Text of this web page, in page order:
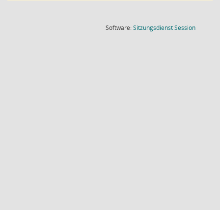
Software:SitzungsdienstSession(Wird in